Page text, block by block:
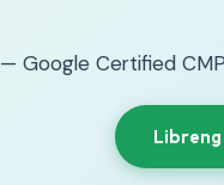
— Google Certified